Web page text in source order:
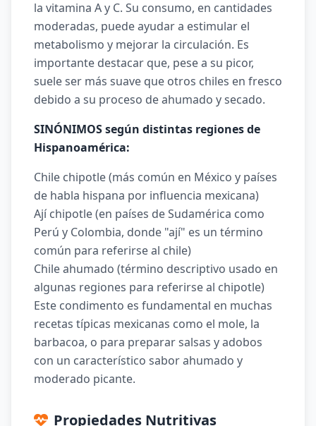
la vitamina A y C. Su consumo, en cantidades
moderadas, puede ayudar a estimular el
metabolismo y mejorar la circulación. Es
importante destacar que, pese a su picor,
suele ser más suave que otros chiles en fresco
debido a su proceso de ahumado y secado.
SINÓNIMOS según distintas regiones de
Hispanoamérica:
Chile chipotle (más común en México y países
de habla hispana por influencia mexicana)
Ají chipotle (en países de Sudamérica como
Perú y Colombia, donde "ají" es un término
común para referirse al chile)
Chile ahumado (término descriptivo usado en
algunas regiones para referirse al chipotle)
Este condimento es fundamental en muchas
recetas típicas mexicanas como el mole, la
barbacoa, o para preparar salsas y adobos
con un característico sabor ahumado y
moderado picante.
Propiedades Nutritivas